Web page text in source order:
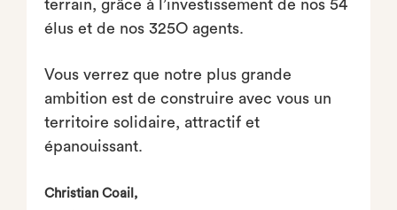
terrain, grâce à l’investissement de nos 54
élus et de nos 325O agents.
Vous verrez que notre plus grande
ambition est de construire avec vous un
territoire solidaire, attractif et
épanouissant.
Christian Coail,